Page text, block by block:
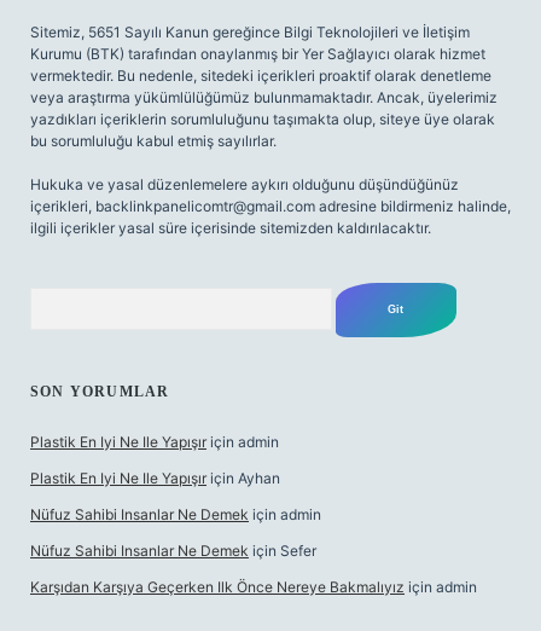
Sitemiz, 5651 Sayılı Kanun gereğince Bilgi Teknolojileri ve İletişim
Kurumu (BTK) tarafından onaylanmış bir Yer Sağlayıcı olarak hizmet
vermektedir. Bu nedenle, sitedeki içerikleri proaktif olarak denetleme
veya araştırma yükümlülüğümüz bulunmamaktadır. Ancak, üyelerimiz
yazdıkları içeriklerin sorumluluğunu taşımakta olup, siteye üye olarak
bu sorumluluğu kabul etmiş sayılırlar.
Hukuka ve yasal düzenlemelere aykırı olduğunu düşündüğünüz
içerikleri, backlinkpanelicomtr@gmail.com adresine bildirmeniz halinde,
ilgili içerikler yasal süre içerisinde sitemizden kaldırılacaktır.
SON YORUMLAR
Plastik En Iyi Ne Ile Yapışır için admin
Plastik En Iyi Ne Ile Yapışır için Ayhan
Nüfuz Sahibi Insanlar Ne Demek için admin
Nüfuz Sahibi Insanlar Ne Demek için Sefer
Karşıdan Karşıya Geçerken Ilk Önce Nereye Bakmalıyız için admin